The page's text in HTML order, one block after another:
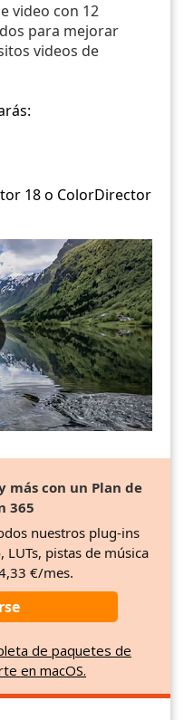
video con 12
para mejorar
videos de
18 o ColorDirector
más con un Plan de
365
nuestros plug-ins
pistas de música
€/mes.
de paquetes de
en macOS.